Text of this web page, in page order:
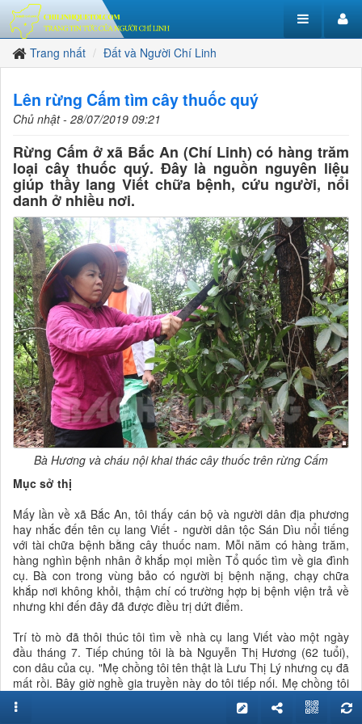
Trang nhất Đất và Người Chí Linh
Lên rừng Cấm tìm cây thuốc quý
Chủ nhật - 28/07/2019 09:21
Rừng Cấm ở xã Bắc An (Chí Linh) có hàng trăm
loại cây thuốc quý. Đây là nguồn nguyên liệu
giúp thầy lang Viết chữa bệnh, cứu người, nổi
danh ở nhiều nơi.
Bà Hương và cháu nội khai thác cây thuốc trên rừng Cấm
Mục sở thị
Mấy lần về xã Bắc An, tôi thấy cán bộ và người dân địa phương
hay nhắc đến tên cụ lang Viết - người dân tộc Sán Dìu nổi tiếng
với tài chữa bệnh bằng cây thuốc nam. Mỗi năm có hàng trăm,
hàng nghìn bệnh nhân ở khắp mọi miền Tổ quốc tìm về gia đình
cụ. Bà con trong vùng bảo có người bị bệnh nặng, chạy chữa
khắp nơi không khỏi, thậm chí có trường hợp bị bệnh viện trả về
nhưng khi đến đây đã được điều trị dứt điểm.
Trí tò mò đã thôi thúc tôi tìm về nhà cụ lang Viết vào một ngày
đầu tháng 7. Tiếp chúng tôi là bà Nguyễn Thị Hương (62 tuổi),
con dâu của cụ. "Mẹ chồng tôi tên thật là Lưu Thị Lý nhưng cụ đã
mất rồi. Bây giờ nghề gia truyền này do tôi tiếp nối. Mẹ chồng tôi
là đời thứ 3 và đến tôi là đời thứ 4", bà Hương giới thiệu.